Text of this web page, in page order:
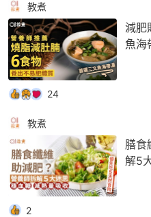
教煮
減肥
魚海
24
教煮
膳食
解5
2